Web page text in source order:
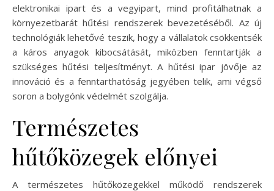
elektronikai ipart és a vegyipart, mind profitálhatnak a
környezetbarát hűtési rendszerek bevezetéséből. Az új
technológiák lehetővé teszik, hogy a vállalatok csökkentsék
a káros anyagok kibocsátását, miközben fenntartják a
szükséges hűtési teljesítményt. A hűtési ipar jövője az
innováció és a fenntarthatóság jegyében telik, ami végső
soron a bolygónk védelmét szolgálja.
Természetes
hűtőközegek előnyei
A természetes hűtőközegekkel működő rendszerek